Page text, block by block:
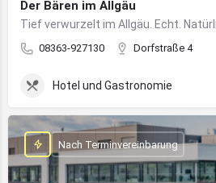
Der Bären im Allgäu
Tief verwurzelt im Allgäu. Echt.
08363-927130 Dorfstraße 4
Hotel und Gastronomie
Nach Terminvereinbarung